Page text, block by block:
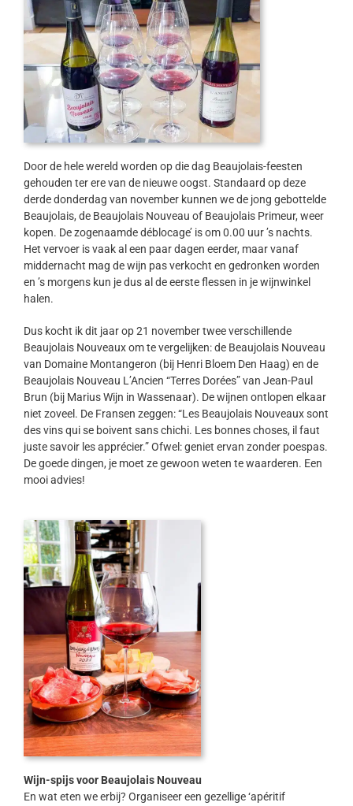
Door de hele wereld worden op die dag Beaujolais-feesten
gehouden ter ere van de nieuwe oogst. Standaard op deze
derde donderdag van november kunnen we de jong gebottelde
Beaujolais, de Beaujolais Nouveau of Beaujolais Primeur, weer
kopen. De zogenaamde déblocage’ is om 0.00 uur ’s nachts.
Het vervoer is vaak al een paar dagen eerder, maar vanaf
middernacht mag de wijn pas verkocht en gedronken worden
en ’s morgens kun je dus al de eerste flessen in je wijnwinkel
halen.
Dus kocht ik dit jaar op 21 november twee verschillende
Beaujolais Nouveaux om te vergelijken: de Beaujolais Nouveau
van Domaine Montangeron (bij Henri Bloem Den Haag) en de
Beaujolais Nouveau L’Ancien “Terres Dorées” van Jean-Paul
Brun (bij Marius Wijn in Wassenaar). De wijnen ontlopen elkaar
niet zoveel. De Fransen zeggen: “Les Beaujolais Nouveaux sont
des vins qui se boivent sans chichi. Les bonnes choses, il faut
juste savoir les apprécier.” Ofwel: geniet ervan zonder poespas.
De goede dingen, je moet ze gewoon weten te waarderen. Een
mooi advies!
Wijn-spijs voor Beaujolais Nouveau
En wat eten we erbij? Organiseer een gezellige ‘apéritif